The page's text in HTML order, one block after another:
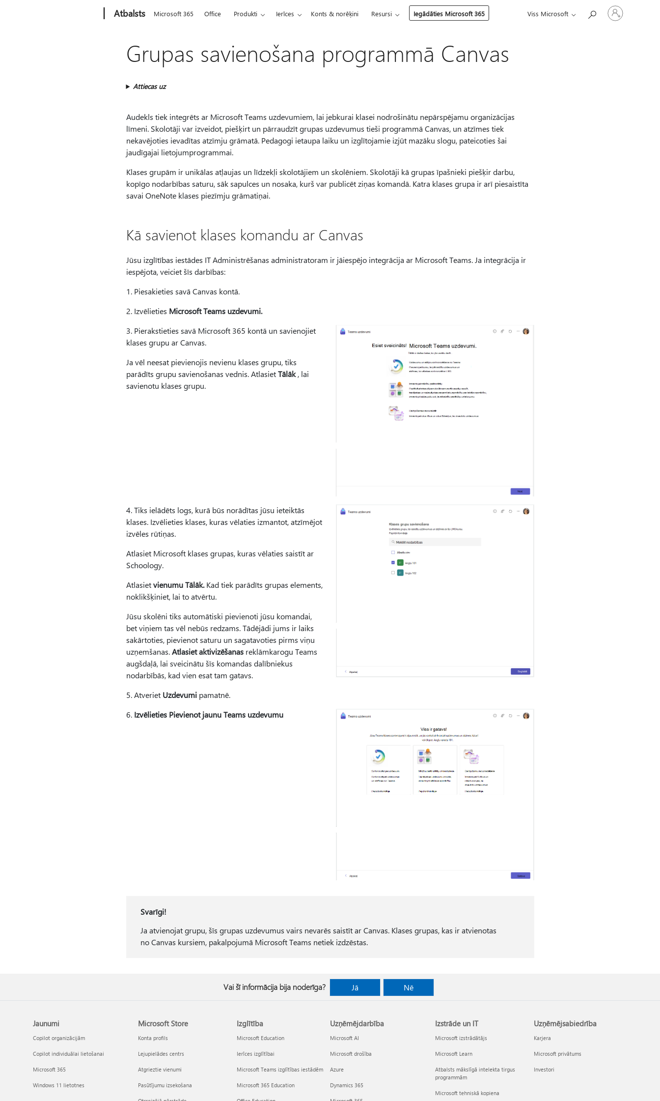
Atbalsts Microsoft 365 Office Produkti Ierīces Konts & norēķini Resursi Iegādāties Microsoft 365 Viss Microsoft
Pierakstieties
savā
kontā
Grupas savienošana programmā Canvas
Attiecas uz
Audekls tiek integrēts ar Microsoft Teams uzdevumiem, lai jebkurai klasei nodrošinātu nepārspējamu organizācijas
līmeni. Skolotāji var izveidot, piešķirt un pārraudzīt grupas uzdevumus tieši programmā Canvas, un atzīmes tiek
nekavējoties ievadītas atzīmju grāmatā. Pedagogi ietaupa laiku un izglītojamie izjūt mazāku slogu, pateicoties šai
jaudīgajai lietojumprogrammai.
Klases grupām ir unikālas atļaujas un līdzekļi skolotājiem un skolēniem. Skolotāji kā grupas īpašnieki piešķir darbu,
kopīgo nodarbības saturu, sāk sapulces un nosaka, kurš var publicēt ziņas komandā. Katra klases grupa ir arī piesaistīta
savai OneNote klases piezīmju grāmatiņai.
Kā savienot klases komandu ar Canvas
Jūsu izglītības iestādes IT Administrēšanas administratoram ir jāiespējo integrācija ar Microsoft Teams. Ja integrācija ir
iespējota, veiciet šīs darbības:
1. Piesakieties savā Canvas kontā.
2. Izvēlieties Microsoft Teams uzdevumi.
3. Pierakstieties savā Microsoft 365 kontā un savienojiet
klases grupu ar Canvas.
Ja vēl neesat pievienojis nevienu klases grupu, tiks
parādīts grupu savienošanas vednis. AtlasietTālāk, lai
savienotu klases grupu.
4. Tiks ielādēts logs, kurā būs norādītas jūsu ieteiktās
klases. Izvēlieties klases, kuras vēlaties izmantot, atzīmējot
izvēles rūtiņas.
Atlasiet Microsoft klases grupas, kuras vēlaties saistīt ar
Schoology.
Atlasietvienumu Tālāk.Kad tiek parādīts grupas elements,
noklikšķiniet, lai to atvērtu.
Jūsu skolēni tiks automātiski pievienoti jūsu komandai,
bet viņiem tas vēl nebūs redzams. Tādējādi jums ir laiks
sakārtoties, pievienot saturu un sagatavoties pirms viņu
uzņemšanas.Atlasiet aktivizēšanasreklāmkarogu Teams
augšdaļā, lai sveicinātu šīs komandas dalībniekus
nodarbībās, kad vien esat tam gatavs.
5. Atveriet Uzdevumipamatnē.
6. Izvēlieties Pievienot jaunu Teams uzdevumu
Svarīgi!
Ja atvienojat grupu, šīs grupas uzdevumus vairs nevarēs saistīt ar Canvas. Klases grupas, kas ir atvienotas
no Canvas kursiem, pakalpojumā Microsoft Teams netiek izdzēstas.
Vai šī informācija bija noderīga? Jā Nē
Jaunumi
Copilot organizācijām
Copilot individuālai lietošanai
Microsoft 365
Windows 11 lietotnes
Microsoft Store
Konta profils
Lejupielādes centrs
Atgrieztie vienumi
Pasūtījumu izsekošana
Izglītība
Microsoft Education
Ierīces izglītībai
Microsoft Teams izglītības iestādēm
Microsoft 365 Education
Uzņēmējdarbība
Microsoft AI
Microsoft drošība
Azure
Dynamics 365
Izstrāde un IT
Microsoft izstrādātājs
Microsoft Learn
Atbalsts mākslīgā intelekta tirgus
programmām
Microsoft tehniskā kopiena
Uzņēmējsabiedrība
Karjera
Microsoft privātums
Investori